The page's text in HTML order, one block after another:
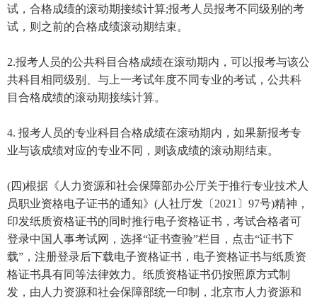
试，合格成绩的滚动期接续计算;报考人员报考不同级别的考
试，则之前的合格成绩滚动期结束。
2.报考人员的公共科目合格成绩在滚动期内，可以报考与该公
共科目相同级别、与上一考试年度不同专业的考试，公共科
目合格成绩的滚动期接续计算。
4. 报考人员的专业科目合格成绩在滚动期内，如果新报考专
业与该成绩对应的专业不同，则该成绩的滚动期结束。
(四)根据《人力资源和社会保障部办公厅关于推行专业技术人
员职业资格电子证书的通知》(人社厅发〔2021〕97号)精神，
印发纸质资格证书的同时推行电子资格证书，考试合格者可
登录中国人事考试网，选择“证书查验”栏目，点击“证书下
载”，注册登录后下载电子资格证书，电子资格证书与纸质资
格证书具有同等法律效力。纸质资格证书仍按照原方式制
发，由人力资源和社会保障部统一印制，北京市人力资源和